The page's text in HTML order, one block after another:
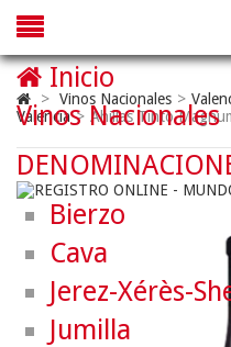
> Vinos Nacionales >
Valencia > Ahillas Tinto
Inicio
Vinos Nacionales
Bierzo
Cava
Jerez-Xérès-
Jumilla